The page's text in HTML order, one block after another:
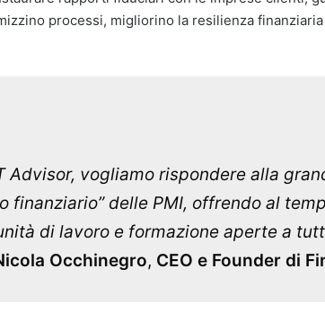
processi, migliorino la resilienza
Advisor, vogliamo rispondere alla
finanziario” delle PMI, offrendo al
di lavoro e formazione aperte a
Occhinegro, CEO e Founder di